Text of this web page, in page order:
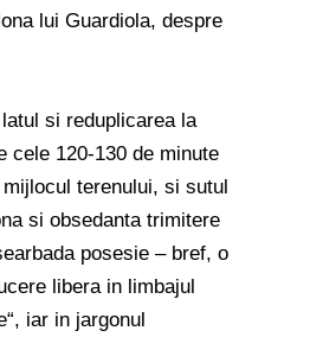
lui Guardiola, despre
si reduplicarea la
cele 120-130 de minute
terenului, si sutul
si obsedanta trimitere
posesie – bref, o
libera in limbajul
iar in jargonul